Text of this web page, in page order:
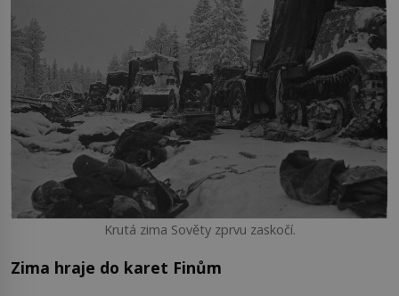
Krutá zima Sověty zprvu zaskočí.
Zima hraje do karet Finům